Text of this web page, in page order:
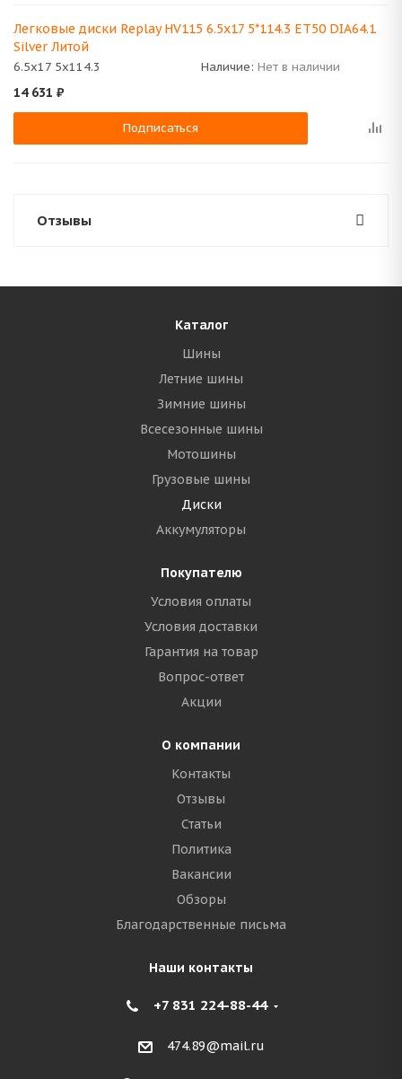
Легковые диски Replay HV115 6.5x17 5*114.3 ET50 DIA64.1
Silver Литой
6.5x17 5x114.3 Наличие: Нет в наличии
14 631 ₽
Подписаться
Отзывы
Каталог
Шины
Летние шины
Зимние шины
Всесезонные шины
Мотошины
Грузовые шины
Диски
Аккумуляторы
Покупателю
Условия оплаты
Условия доставки
Гарантия на товар
Вопрос-ответ
Акции
О компании
Контакты
Отзывы
Статьи
Политика
Вакансии
Обзоры
Благодарственные письма
Наши контакты
+7 831 224-88-44
474.89@mail.ru